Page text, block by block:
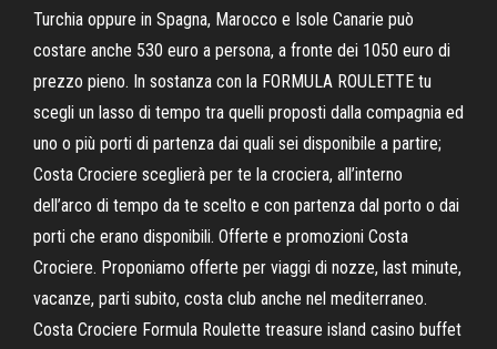
Turchia oppure in Spagna, Marocco e Isole Canarie può
costare anche 530 euro a persona, a fronte dei 1050 euro di
prezzo pieno. In sostanza con la FORMULA ROULETTE tu
scegli un lasso di tempo tra quelli proposti dalla compagnia ed
uno o più porti di partenza dai quali sei disponibile a partire;
Costa Crociere sceglierà per te la crociera, all’interno
dell’arco di tempo da te scelto e con partenza dal porto o dai
porti che erano disponibili. Offerte e promozioni Costa
Crociere. Proponiamo offerte per viaggi di nozze, last minute,
vacanze, parti subito, costa club anche nel mediterraneo.
Costa Crociere Formula Roulette treasure island casino buffet